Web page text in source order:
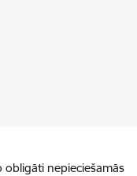
nepieciešamās